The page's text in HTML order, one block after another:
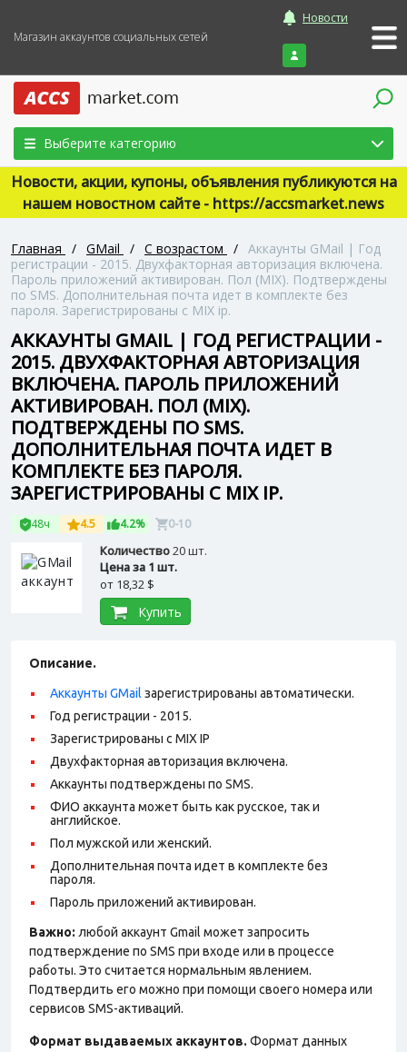
Магазин аккаунтов социальных сетей
Новости
Войти
Выберите категорию
Новости, акции, купоны, объявления публикуются на
нашем новостном сайте - https://accsmarket.news
Главная / GMail / С возрастом / Аккаунты GMail | Год
регистрации - 2015. Двухфакторная авторизация включена.
Пароль приложений активирован. Пол (MIX). Подтверждены
по SMS. Дополнительная почта идет в комплекте без
пароля. Зарегистрированы с MIX ip.
АККАУНТЫ GMAIL | ГОД РЕГИСТРАЦИИ -
2015. ДВУХФАКТОРНАЯ АВТОРИЗАЦИЯ
ВКЛЮЧЕНА. ПАРОЛЬ ПРИЛОЖЕНИЙ
АКТИВИРОВАН. ПОЛ (MIX).
ПОДТВЕРЖДЕНЫ ПО SMS.
ДОПОЛНИТЕЛЬНАЯ ПОЧТА ИДЕТ В
КОМПЛЕКТЕ БЕЗ ПАРОЛЯ.
ЗАРЕГИСТРИРОВАНЫ С MIX IP.
48ч 4.5 4.2% 0-10
Количество20 шт.
Цена за 1 шт.
от 18,32 $
Купить
Описание.
Аккаунты GMail зарегистрированы автоматически.
Год регистрации - 2015.
Зарегистрированы с MIX IP
Двухфакторная авторизация включена.
Аккаунты подтверждены по SMS.
ФИО аккаунта может быть как русское, так и
английское.
Пол мужской или женский.
Дополнительная почта идет в комплекте без
пароля.
Пароль приложений активирован.
Важно: любой аккаунт Gmail может запросить
подтверждение по SMS при входе или в процессе
работы. Это считается нормальным явлением.
Подтвердить его можно при помощи своего номера или
сервисов SMS-активаций.
Формат выдаваемых аккаунтов. Формат данных